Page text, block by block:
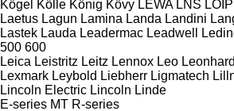
Kögel Kölle König Kövy LEWA LNS LOIP
Laetus Lagun Lamina Landa Landini
Lastek Lauda Leadermac Leadwell
500 600
Leica Leistritz Leitz Lennox Leo
Lexmark Leybold Liebherr Ligmatech
Lincoln Electric Lincoln Linde
E-series MT R-series